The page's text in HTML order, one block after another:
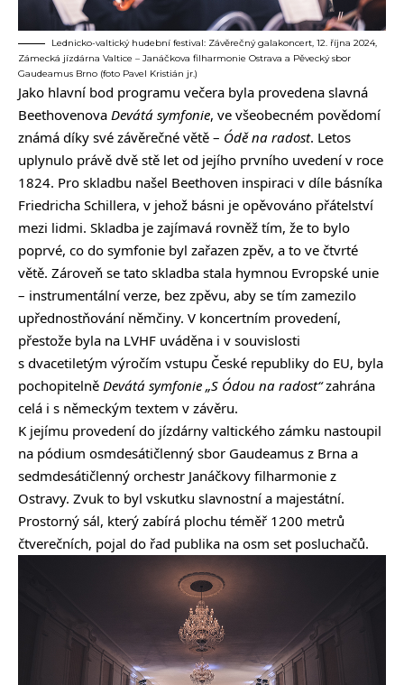
Lednicko-valtický hudební festival: Závěrečný galakoncert, 12. října 2024,
Zámecká jízdárna Valtice – Janáčkova filharmonie Ostrava a Pěvecký sbor
Gaudeamus Brno (foto Pavel Kristián jr.)
Jako hlavní bod programu večera byla provedena slavná
Beethovenova Devátá symfonie, ve všeobecném povědomí
známá díky své závěrečné větě – Ódě na radost. Letos
uplynulo právě dvě stě let od jejího prvního uvedení v roce
1824. Pro skladbu našel Beethoven inspiraci v díle básníka
Friedricha Schillera, v jehož básni je opěvováno přátelství
mezi lidmi. Skladba je zajímavá rovněž tím, že to bylo
poprvé, co do symfonie byl zařazen zpěv, a to ve čtvrté
větě. Zároveň se tato skladba stala hymnou Evropské unie
– instrumentální verze, bez zpěvu, aby se tím zamezilo
upřednostňování němčiny. V koncertním provedení,
přestože byla na LVHF uváděna i v souvislosti
s dvacetiletým výročím vstupu České republiky do EU, byla
pochopitelně Devátá symfonie „S Ódou na radost“zahrána
celá i s německým textem v závěru.
K jejímu provedení do jízdárny valtického zámku nastoupil
na pódium osmdesátičlenný sbor Gaudeamus z Brna a
sedmdesátičlenný orchestr Janáčkovy filharmonie z
Ostravy. Zvuk to byl vskutku slavnostní a majestátní.
Prostorný sál, který zabírá plochu téměř 1200 metrů
čtverečních, pojal do řad publika na osm set posluchačů.